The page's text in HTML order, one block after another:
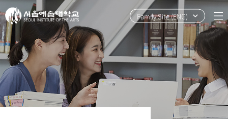
문
바
로
가
기
메
뉴
바
로
가
기
Family Site (ENG)